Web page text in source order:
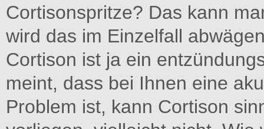
Cortisonspritze? Das kann
wird das im Einzelfall
Cortison ist ja ein
meint, dass bei Ihnen eine
Problem ist, kann Cortison